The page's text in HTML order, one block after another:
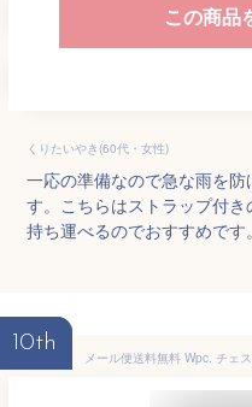
この商品
くりたいやき(60代・女性)
一応の準備なので急な雨を
す。こちらはストラップ付
持ち運べるのでおすすめです。
10th